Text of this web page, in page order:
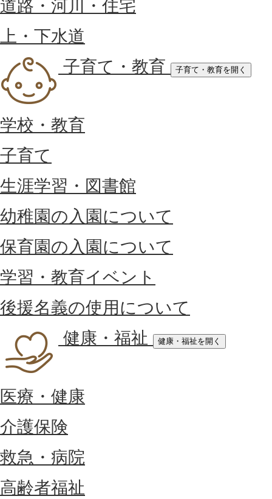
道路・河川・住宅
上・下水道
子育て・教育
子育て・教育を開く
学校・教育
子育て
生涯学習・図書館
幼稚園の入園について
保育園の入園について
学習・教育イベント
後援名義の使用について
健康・福祉
健康・福祉を開く
医療・健康
介護保険
救急・病院
高齢者福祉